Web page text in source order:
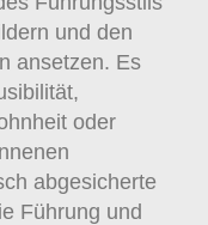
und den
ansetzen. Es
oder
abgesicherte
Führung und